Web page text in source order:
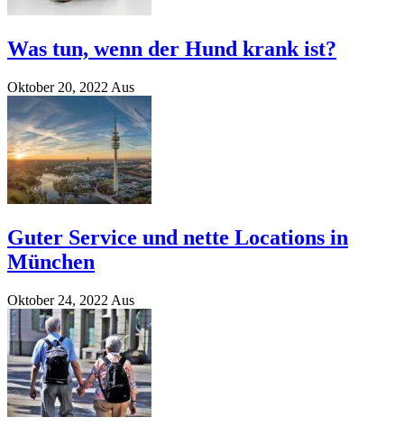
Was tun, wenn der Hund krank ist?
Oktober 20, 2022 Aus
Guter Service und nette Locations in
München
Oktober 24, 2022 Aus